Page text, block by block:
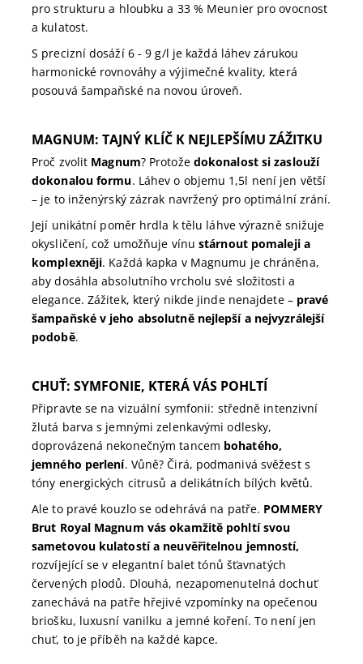
pro strukturu a hloubku a 33 % Meunier pro ovocnost
a kulatost.
S precizní dosáží 6 - 9 g/l je každá láhev zárukou
harmonické rovnováhy a výjimečné kvality, která
posouvá šampaňské na novou úroveň.
MAGNUM: TAJNÝ KLÍČ K NEJLEPŠÍMU ZÁŽITKU
Proč zvolit Magnum? Protože dokonalost si zaslouží
dokonalou formu. Láhev o objemu 1,5l není jen větší
– je to inženýrský zázrak navržený pro optimální zrání.
Její unikátní poměr hrdla k tělu láhve výrazně snižuje
okysličení, což umožňuje vínustárnout pomaleji a
komplexněji. Každá kapka v Magnumu je chráněna,
aby dosáhla absolutního vrcholu své složitosti a
elegance. Zážitek, který nikde jinde nenajdete – pravé
šampaňské v jeho absolutně nejlepší a nejvyzrálejší
podobě.
CHUŤ: SYMFONIE, KTERÁ VÁS POHLTÍ
Připravte se na vizuální symfonii: středně intenzivní
žlutá barva s jemnými zelenkavými odlesky,
doprovázená nekonečným tancem bohatého,
jemného perlení. Vůně? Čirá, podmanivá svěžest s
tóny energických citrusů a delikátních bílých květů.
Ale to pravé kouzlo se odehrává na patře. POMMERY
Brut Royal Magnum vás okamžitě pohltí svou
sametovou kulatostí a neuvěřitelnou jemností,
rozvíjející se v elegantní balet tónů šťavnatých
červených plodů. Dlouhá, nezapomenutelná dochuť
zanechává na patře hřejivé vzpomínky na opečenou
briošku, luxusní vanilku a jemné koření. To není jen
chuť, to je příběh na každé kapce.